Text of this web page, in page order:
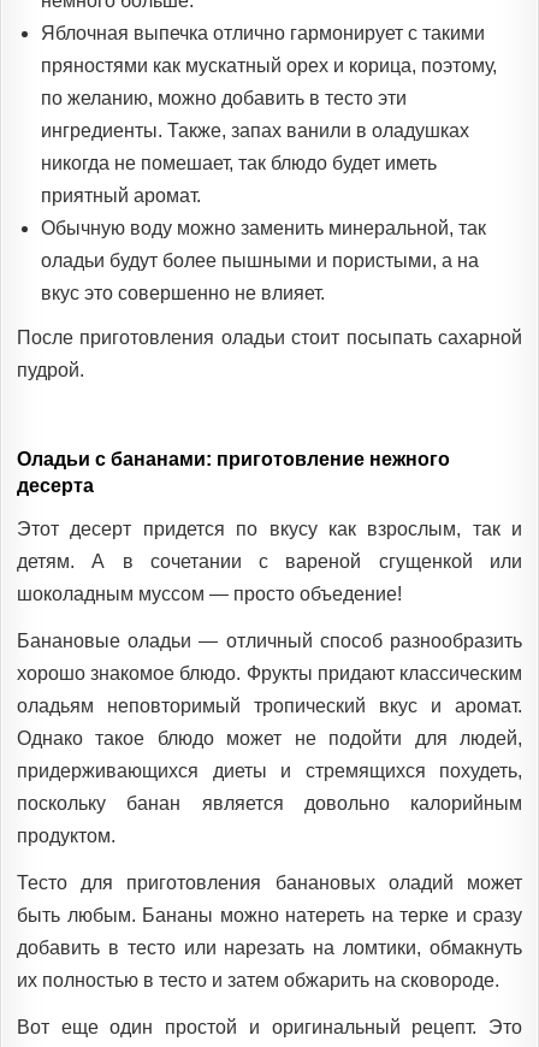
Яблочная выпечка отлично гармонирует с такими
пряностями как мускатный орех и корица, поэтому,
по желанию, можно добавить в тесто эти
ингредиенты. Также, запах ванили в оладушках
никогда не помешает, так блюдо будет иметь
приятный аромат.
Обычную воду можно заменить минеральной, так
оладьи будут более пышными и пористыми, а на
вкус это совершенно не влияет.
После приготовления оладьи стоит посыпать сахарной
пудрой.
Оладьи с бананами: приготовление нежного
десерта
Этот десерт придется по вкусу как взрослым, так и
детям. А в сочетании с вареной сгущенкой или
шоколадным муссом — просто объедение!
Банановые оладьи — отличный способ разнообразить
хорошо знакомое блюдо. Фрукты придают классическим
оладьям неповторимый тропический вкус и аромат.
Однако такое блюдо может не подойти для людей,
придерживающихся диеты и стремящихся похудеть,
поскольку банан является довольно калорийным
продуктом.
Тесто для приготовления банановых оладий может
быть любым. Бананы можно натереть на терке и сразу
добавить в тесто или нарезать на ломтики, обмакнуть
их полностью в тесто и затем обжарить на сковороде.
Вот еще один простой и оригинальный рецепт. Это